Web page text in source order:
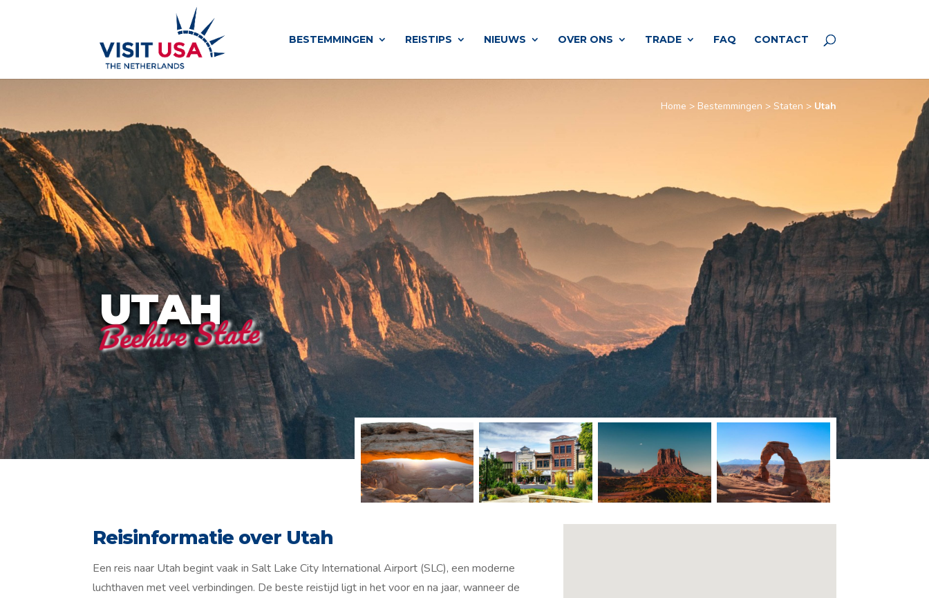
BESTEMMINGEN REISTIPS NIEUWS OVER ONS TRADE FAQ CONTACT
Home > Bestemmingen > Staten > Utah
UTAH
Beehive State
Reisinformatie over Utah
Een reis naar Utah begint vaak in Salt Lake City International Airport (SLC), een moderne
luchthaven met veel verbindingen. De beste reistijd ligt in het voor en na jaar, wanneer de